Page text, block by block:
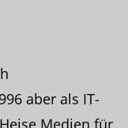
aber als IT-
Medien für